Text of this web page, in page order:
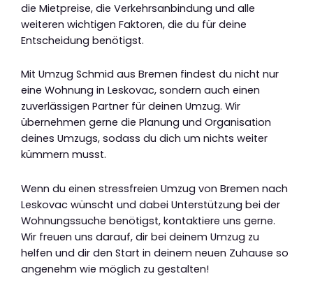
die Mietpreise, die Verkehrsanbindung und alle
weiteren wichtigen Faktoren, die du für deine
Entscheidung benötigst.
Mit Umzug Schmid aus Bremen findest du nicht nur
eine Wohnung in Leskovac, sondern auch einen
zuverlässigen Partner für deinen Umzug. Wir
übernehmen gerne die Planung und Organisation
deines Umzugs, sodass du dich um nichts weiter
kümmern musst.
Wenn du einen stressfreien Umzug von Bremen nach
Leskovac wünscht und dabei Unterstützung bei der
Wohnungssuche benötigst, kontaktiere uns gerne.
Wir freuen uns darauf, dir bei deinem Umzug zu
helfen und dir den Start in deinem neuen Zuhause so
angenehm wie möglich zu gestalten!